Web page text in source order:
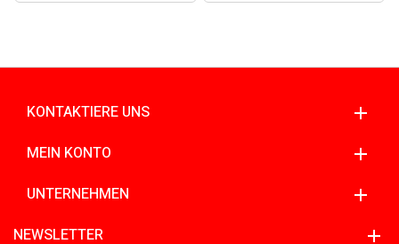
KONTAKTIERE UNS
MEIN KONTO
UNTERNEHMEN
NEWSLETTER